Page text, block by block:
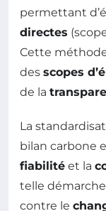
permettant
directes
Cette
des scopes
de la
La
bilan carbone
fiabilité et la
telle
contre le